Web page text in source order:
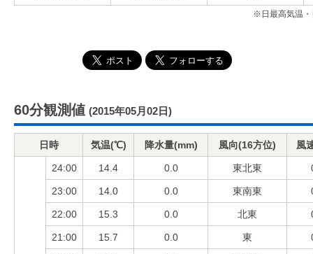
※日最高気温・
60分観測値 (2015年05月02日)
日時 気温(℃) 降水量(mm) 風向(16方位) 風
24:00 14.4 0.0 東北東
23:00 14.0 0.0 東南東
22:00 15.3 0.0 北東
21:00 15.7 0.0 東